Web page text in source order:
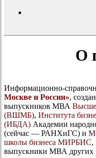
О
Информационно-
Москве и России»,
выпускников МВА
(ВШМБ), Института
(ИБДА) Академии
(сейчас — РАНХиГС) и
школы бизнеса МИРБИС,
выпускники МВА других